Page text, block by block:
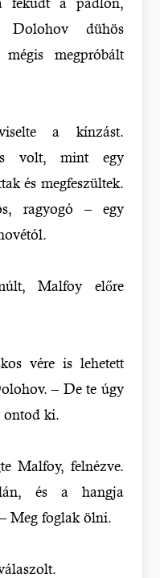
Dolohov dühös
megpróbált
a kínzást.
volt, mint egy
és megfeszültek.
ragyogó – egy
Malfoy előre
vére is lehetett
– De te úgy
ontod ki.
Malfoy, felnézve.
és a hangja
Meg foglak ölni.